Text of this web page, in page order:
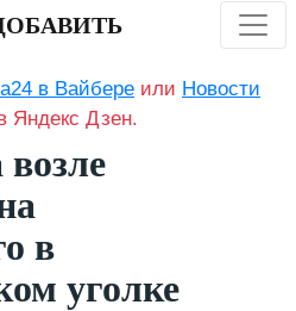
в Вайбере или Новости
Яндекс Дзен.
в
уголке